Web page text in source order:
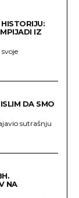
IZ
DA SMO
sutrašnju
NA